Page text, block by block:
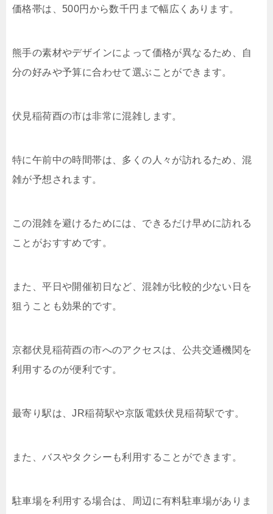
価格帯は、500円から数千円まで幅広くあります。
熊手の素材やデザインによって価格が異なるため、自
分の好みや予算に合わせて選ぶことができます。
伏見稲荷酉の市は非常に混雑します。
特に午前中の時間帯は、多くの人々が訪れるため、混
雑が予想されます。
この混雑を避けるためには、できるだけ早めに訪れる
ことがおすすめです。
また、平日や開催初日など、混雑が比較的少ない日を
狙うことも効果的です。
京都伏見稲荷酉の市へのアクセスは、公共交通機関を
利用するのが便利です。
最寄り駅は、JR稲荷駅や京阪電鉄伏見稲荷駅です。
また、バスやタクシーも利用することができます。
駐車場を利用する場合は、周辺に有料駐車場がありま